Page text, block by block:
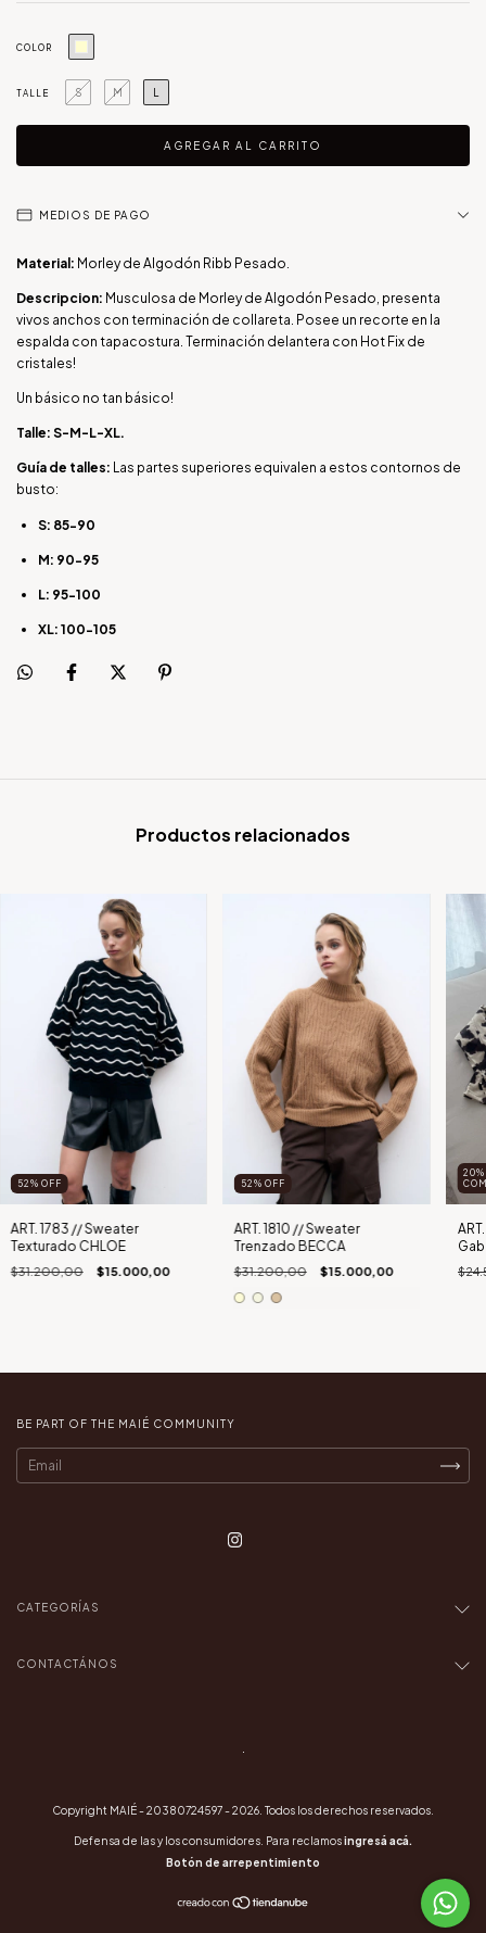
COLOR
TALLE S M L
MEDIOS DE PAGO
Material: Morley de Algodón Ribb Pesado.
Descripcion: Musculosa de Morley de Algodón Pesado, presenta
vivos anchos con terminación de collareta. Posee un recorte en la
espalda con tapacostura. Terminación delantera con Hot Fix de
cristales!
Un básico no tan básico!
Talle: S-M-L-XL.
Guía de talles: Las partes superiores equivalen a estos contornos de
busto:
S: 85-90
M: 90-95
L: 95-100
XL: 100-105
Productos relacionados
52 % OFF
ART. 1783 // Sweater
Texturado CHLOE
$31.200,00 $15.000,00
52 % OFF
ART. 1810 // Sweater
Trenzado BECCA
$31.200,00 $15.000,00
BE PART OF THE MAIÉ COMMUNITY
CATEGORÍAS
CONTACTÁNOS
.
Copyright MAIÉ - 20380724597 - 2026. Todos los derechos reservados.
Defensa de las y los consumidores. Para reclamosingresá acá.
Botón de arrepentimiento